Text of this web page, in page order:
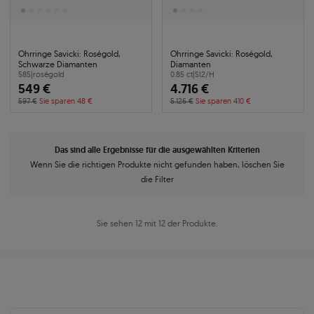
Ohrringe Savicki: Roségold,
Schwarze Diamanten
585|roségold
549 €
597 € Sie sparen 48 €
Ohrringe Savicki: Roségold,
Diamanten
0.85 ct|SI2/H
4.716 €
5.126 € Sie sparen 410 €
Das sind alle Ergebnisse für die ausgewählten Kriterien
Wenn Sie die richtigen Produkte nicht gefunden haben, löschen Sie
die Filter
Sie sehen 12 mit 12 der Produkte.